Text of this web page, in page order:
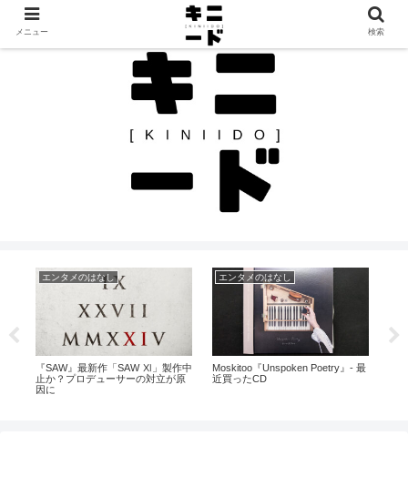
見つけたモノを、見つけたままに。カルチャーと日常のレビュー帖
エンタメのはなし
『SAW』最新作「SAW Ⅺ」製作中
止か？プロデューサーの対立が原
因に
エンタメのはなし
Moskitoo『Unspoken Poetry』- 最
近買ったCD
メニュー 検索